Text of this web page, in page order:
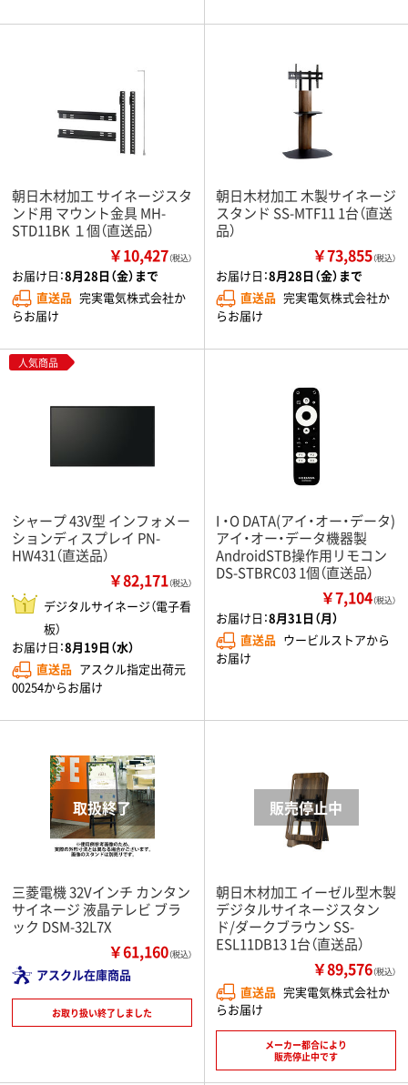
朝日木材加工 サイネージスタ
ンド用 マウント金具 MH-
STD11BK １個（直送品）
￥10,427（税込）
お届け日：8月28日（金）まで
直送品 完実電気株式会社か
らお届け
朝日木材加工 木製サイネージ
スタンド SS-MTF11 1台（直送
品）
￥73,855（税込）
お届け日：8月28日（金）まで
直送品 完実電気株式会社か
らお届け
人気商品
シャープ 43V型 インフォメー
ションディスプレイ PN-
HW431（直送品）
￥82,171（税込）
デジタルサイネージ（電子看
板）
お届け日：8月19日（水）
直送品 アスクル指定出荷元
00254からお届け
I ・O DATA(アイ・オー・データ)
アイ・オー・データ機器製
AndroidSTB操作用リモコン
DS-STBRC03 1個（直送品）
￥7,104（税込）
お届け日：8月31日（月）
直送品 ウービルストアから
お届け
三菱電機 32Vインチ カンタン
サイネージ 液晶テレビ ブラ
ック DSM-32L7X
￥61,160（税込）
アスクル在庫商品
お取り扱い終了しました
朝日木材加工 イーゼル型木製
デジタルサイネージスタン
ド/ダークブラウン SS-
ESL11DB13 1台（直送品）
￥89,576（税込）
直送品 完実電気株式会社か
らお届け
メーカー都合により
販売停止中です